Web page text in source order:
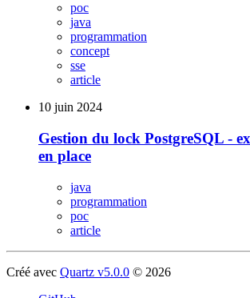
poc
java
programmation
concept
sse
article
10 juin 2024
Gestion du lock PostgreSQL -
en place
java
programmation
poc
article
Créé avec Quartz v5.0.0 © 2026